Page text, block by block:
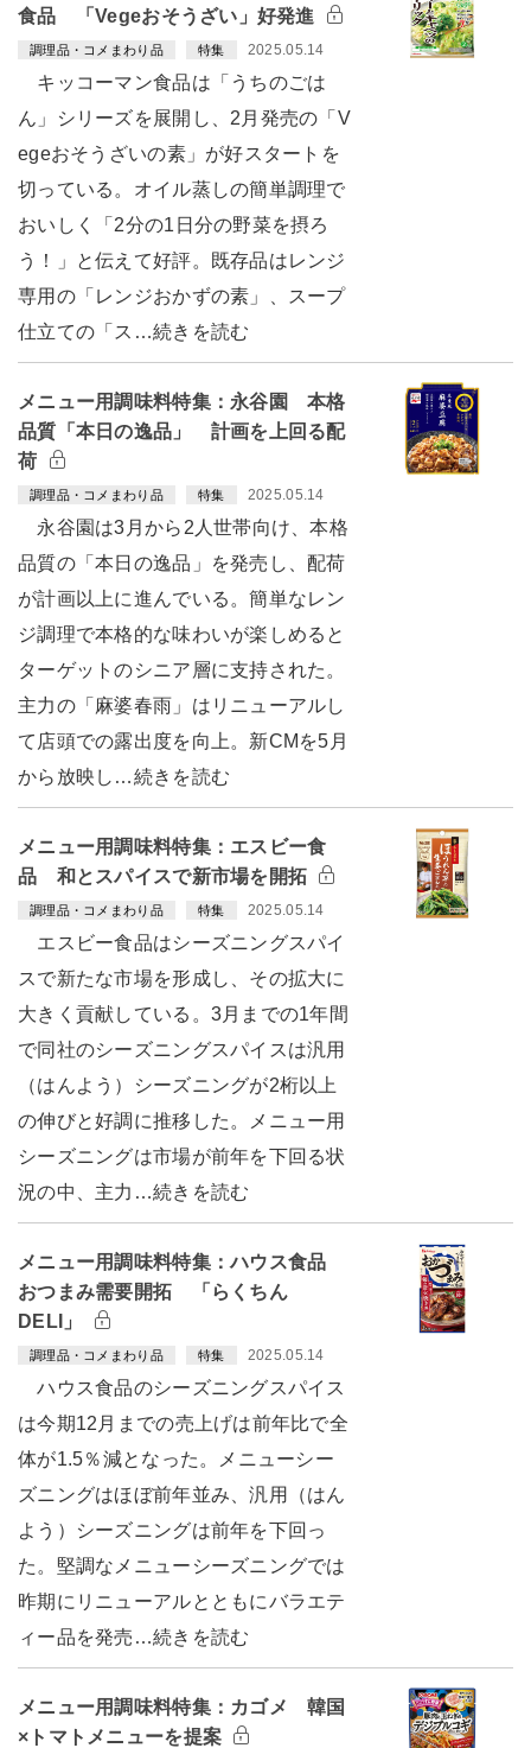
食品 「Vegeおそうざい」好発進
調理品・コメまわり品 特集 2025.05.14
キッコーマン食品は「うちのごは
ん」シリーズを展開し、2月発売の「V
egeおそうざいの素」が好スタートを
切っている。オイル蒸しの簡単調理で
おいしく「2分の1日分の野菜を摂ろ
う！」と伝えて好評。既存品はレンジ
専用の「レンジおかずの素」、スープ
仕立ての「ス…続きを読む
メニュー用調味料特集：永谷園 本格
品質「本日の逸品」 計画を上回る配
荷
調理品・コメまわり品 特集 2025.05.14
永谷園は3月から2人世帯向け、本格
品質の「本日の逸品」を発売し、配荷
が計画以上に進んでいる。簡単なレン
ジ調理で本格的な味わいが楽しめると
ターゲットのシニア層に支持された。
主力の「麻婆春雨」はリニューアルし
て店頭での露出度を向上。新CMを5月
から放映し…続きを読む
メニュー用調味料特集：エスビー食
品 和とスパイスで新市場を開拓
調理品・コメまわり品 特集 2025.05.14
エスビー食品はシーズニングスパイ
スで新たな市場を形成し、その拡大に
大きく貢献している。3月までの1年間
で同社のシーズニングスパイスは汎用
（はんよう）シーズニングが2桁以上
の伸びと好調に推移した。メニュー用
シーズニングは市場が前年を下回る状
況の中、主力…続きを読む
メニュー用調味料特集：ハウス食品
おつまみ需要開拓 「らくちん
DELI」
調理品・コメまわり品 特集 2025.05.14
ハウス食品のシーズニングスパイス
は今期12月までの売上げは前年比で全
体が1.5％減となった。メニューシー
ズニングはほぼ前年並み、汎用（はん
よう）シーズニングは前年を下回っ
た。堅調なメニューシーズニングでは
昨期にリニューアルとともにバラエテ
ィー品を発売…続きを読む
メニュー用調味料特集：カゴメ 韓国
×トマトメニューを提案